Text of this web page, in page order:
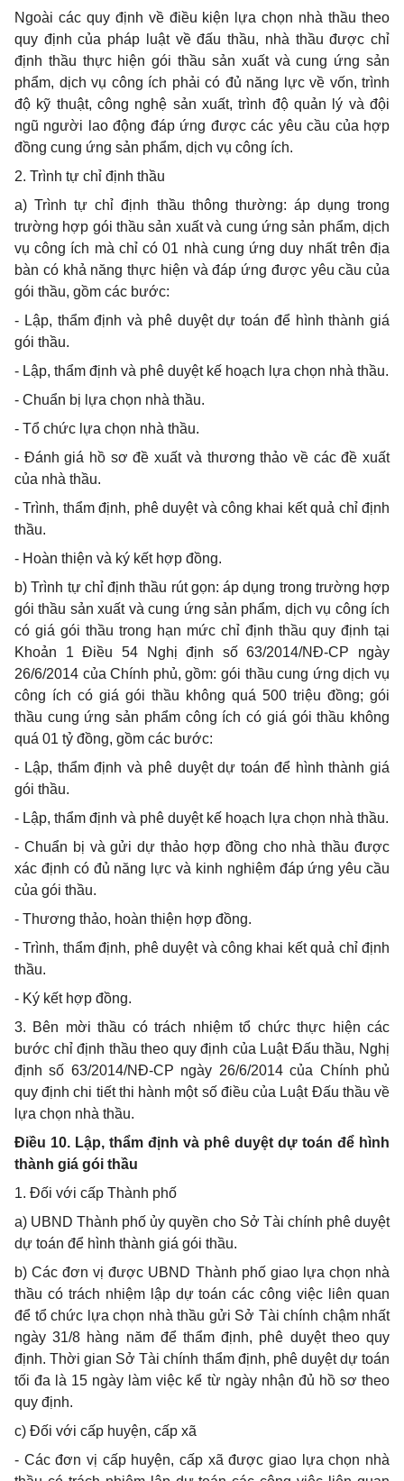
Ngoài các quy định về điều kiện lựa chọn nhà thầu theo
quy định của pháp luật về đấu thầu, nhà thầu được chỉ
định thầu thực hiện gói thầu sản xuất và cung ứng sản
phẩm, dịch vụ công ích phải có đủ năng lực về vốn, trình
độ kỹ thuật, công nghệ sản xuất, trình độ quản lý và đội
ngũ người lao động đáp ứng được các yêu cầu của hợp
đồng cung ứng sản phẩm, dịch vụ công ích.
2. Trình tự chỉ định thầu
a) Trình tự chỉ định thầu thông thường: áp dụng trong
trường hợp gói thầu sản xuất và cung ứng sản phẩm, dịch
vụ công ích mà chỉ có 01 nhà cung ứng duy nhất trên địa
bàn có khả năng thực hiện và đáp ứng được yêu cầu của
gói thầu, gồm các bước:
- Lập, thẩm định và phê duyệt dự toán để hình thành giá
gói thầu.
- Lập, thẩm định và phê duyệt kế hoạch lựa chọn nhà thầu.
- Chuẩn bị lựa chọn nhà thầu.
- Tổ chức lựa chọn nhà thầu.
- Đánh giá hồ sơ đề xuất và thương thảo về các đề xuất
của nhà thầu.
- Trình, thẩm định, phê duyệt và công khai kết quả chỉ định
thầu.
- Hoàn thiện và ký kết hợp đồng.
b) Trình tự chỉ định thầu rút gọn: áp dụng trong trường hợp
gói thầu sản xuất và cung ứng sản phẩm, dịch vụ công ích
có giá gói thầu trong hạn mức chỉ định thầu quy định tại
Khoản 1 Điều 54
Nghị định số63/2014/NĐ-CP ngày
26/6/2014 của Chính phủ, gồm: gói thầu cung ứng dịch vụ
công ích có giá gói thầu không quá 500 triệu đồng; gói
thầu cung ứng sản phẩmcông ích có giá gói thầu không
quá 01 tỷ đồng, gồm các bước:
- Lập, thẩm định và phê duyệt dự toán để hình thành giá
gói thầu.
- Lập, thẩm định và phê duyệt kế hoạch lựa chọn nhà thầu.
- Chuẩn bị và gửi dự thảo hợp đồng cho nhà thầu được
xác định có đủ năng lực và kinh nghiệm đáp ứng yêu cầu
của gói thầu.
- Thương thảo, hoàn thiện hợp đồng.
- Trình, thẩm định, phê duyệt và công khai kết quả chỉ định
thầu.
- Ký kết hợp đồng.
3. Bên mời thầu có trách nhiệm tổ chức thực hiện các
bước chỉ định thầu theo quy định của Luật Đấu thầu, Nghị
định số 63/2014/NĐ-CP ngày 26/6/2014 của Chính phủ
quy định chi tiết thi hành một số điều của Luật Đấu thầu về
lựa chọn nhà thầu.
Điều 10. Lập, thẩm định và phê duyệt dự toán để hình
thành giá gói thầu
1. Đối với cấp Thành phố
a) UBND Thành phố ủy quyền cho Sở Tài chính phê duyệt
dự toán để hình thành giá gói thầu.
b) Các đơn vị được UBND Thành phố giao lựa chọn nhà
thầu có trách nhiệm lập dự toán các công việc liên quan
để tổ chức lựa chọn nhà thầu gửi Sở Tài chính chậm nhất
ngày 31/8 hàng năm để thẩm định, phê duyệt theo quy
định. Thời gian Sở Tài chính thẩm định, phê duyệt dự toán
tối đa là 15 ngày làm việc kể từ ngày nhận đủ hồ sơ theo
quy định.
c) Đối với cấp huyện, cấp xã
- Các đơn vị cấp huyện, cấp xã được giao lựa chọn nhà